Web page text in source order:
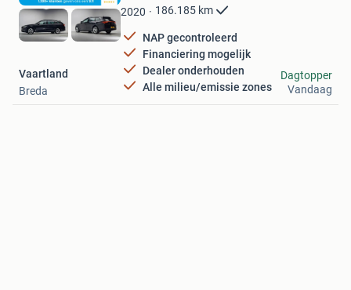
Favorieten
2020 186.185 km
NAP gecontroleerd
Financiering mogelijk
Dealer onderhouden
Alle milieu/emissie zones
Vaartland
Breda
Dagtopper
Vandaag